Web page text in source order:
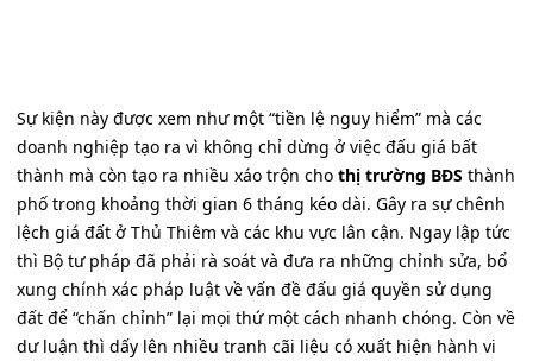
Sự kiện này được xem như một “tiền lệ nguy hiểm” mà các
doanh nghiệp tạo ra vì không chỉ dừng ở việc đấu giá bất
thành mà còn tạo ra nhiều xáo trộn cho thị trường BĐS thành
phố trong khoảng thời gian 6 tháng kéo dài. Gây ra sự chênh
lệch giá đất ở Thủ Thiêm và các khu vực lân cận. Ngay lập tức
thì Bộ tư pháp đã phải rà soát và đưa ra những chỉnh sửa, bổ
xung chính xác pháp luật về vấn đề đấu giá quyền sử dụng
đất để “chấn chỉnh” lại mọi thứ một cách nhanh chóng. Còn về
dư luận thì dấy lên nhiều tranh cãi liệu có xuất hiện hành vi